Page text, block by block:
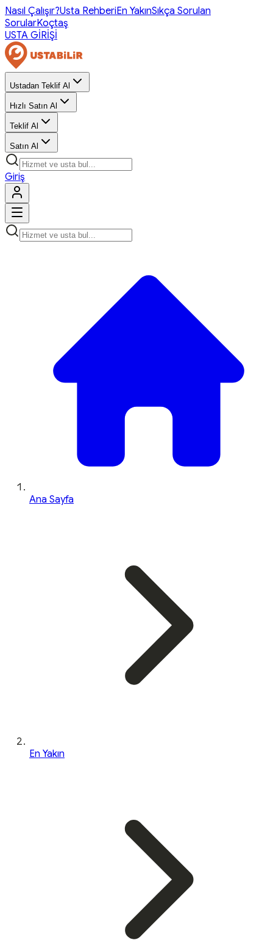
Nasıl Çalışır?Usta RehberiEn YakınSıkça Sorulan
SorularKoçtaş
USTA GİRİŞİ
Ustadan Teklif Al
Hızlı Satın Al
Teklif Al
Satın Al
Giriş
Ana Sayfa
En Yakın